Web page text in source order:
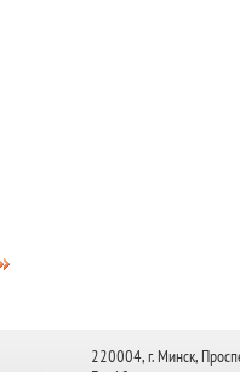
220004, г. Минск,